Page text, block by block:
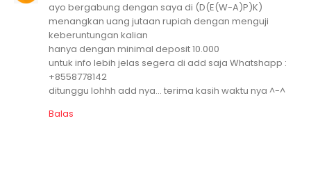
ayo bergabung dengan saya di (D(E(W-A)P)K)
menangkan uang jutaan rupiah dengan menguji
keberuntungan kalian
hanya dengan minimal deposit 10.000
untuk info lebih jelas segera di add saja Whatshapp :
+8558778142
ditunggu lohhh add nya... terima kasih waktu nya ^-^
Balas